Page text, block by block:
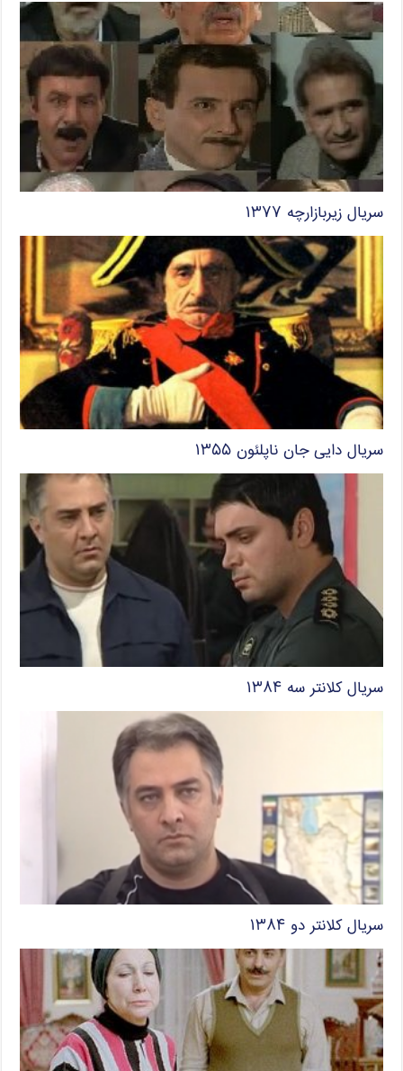
سریال زیربازارچه ۱۳۷۷
سریال دایی جان ناپلئون ۱۳۵۵
سریال کلانتر سه ۱۳۸۴
سریال کلانتر دو ۱۳۸۴